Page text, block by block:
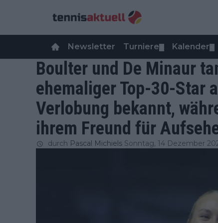
Newsletter Turniere Kalender
Boulter und De Minaur
ehemaliger Top-30-Star
Verlobung bekannt,
ihrem Freund für
durch Pascal Michiels Sonntag, 14 Dezember